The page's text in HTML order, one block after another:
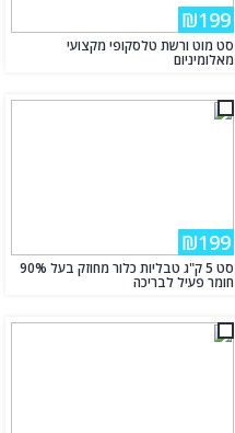
₪199
סט מוט ורשת טלסקופי מקצועי
מאלומיניום
₪199
סט 5 ק"ג טבליות כלור מחוזק בעל 90%
חומר פעיל לבריכה